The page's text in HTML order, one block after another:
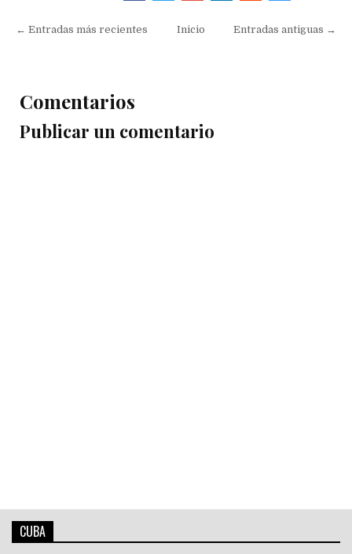
← Entradas más recientes Entradas antiguas →
Inicio
Comentarios
Publicar un comentario
CUBA